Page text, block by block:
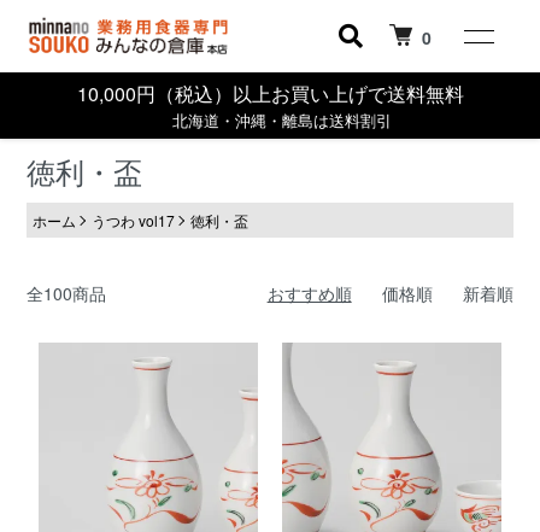
0
10,000円（税込）以上お買い上げで送料無料
北海道・沖縄・離島は送料割引
徳利・盃
ホーム うつわ vol17 徳利・盃
全100商品 おすすめ順 価格順 新着順